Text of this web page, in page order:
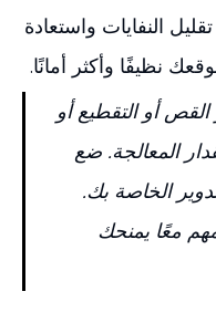
النفايات واستعادة
نظيفًا وأكثر أمانًا.
أو التقطيع أو
المعالجة. ضع
الخاصة بك.
معًا يمنحك